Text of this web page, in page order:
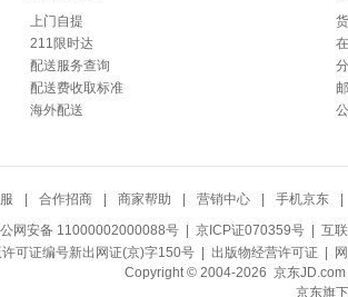
上门自提
211限时达
配送服务查询
配送费收取标准
海外配送
合作招商 商家帮助 营销中心 手机京东
网安备 11000002000088号 | 京ICP证070359号 | 互
可证编号新出网证(京)字150号 | 出版物经营许可证|
Copyright © 2004-2026 京东
京东旗